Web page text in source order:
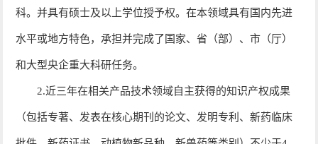
科。并具有硕士及以上学位授予权。在本领域具有国内先进
水平或地方特色，承担并完成了国家、省（部）、市（厅）
和大型央企重大科研任务。
2.近三年在相关产品技术领域自主获得的知识产权成果
（包括专著、发表在核心期刊的论文、发明专利、新药临床